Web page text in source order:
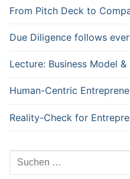
From Pitch Deck to
Due Diligence follows
Lecture: Business Model
Human-Centric
Reality-Check for
Suchen
nach: